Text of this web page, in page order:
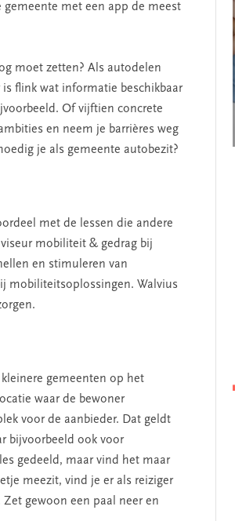
met een app de meest
moet zetten? Als autodelen
is flink wat informatie beschikbaar
Of vijftien concrete
en neem je barrières weg
je als gemeente autobezit?
met de lessen die andere
mobiliteit & gedrag bij
en stimuleren van
mobiliteitsoplossingen. Walvius
gemeenten op het
waar de bewoner
voor de aanbieder. Dat geldt
bijvoorbeeld ook voor
gedeeld, maar vind het maar
meezit, vind je er als reiziger
gewoon een paal neer en
‘Met een integrale aanpak